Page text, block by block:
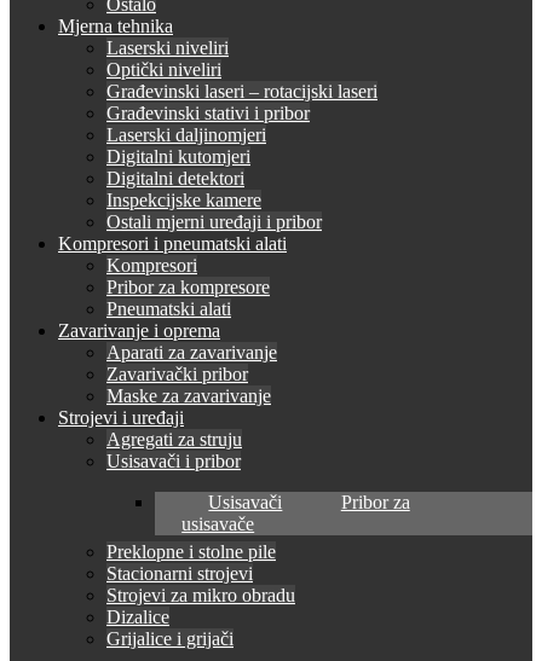
Ostalo
Mjerna tehnika
Laserski niveliri
Optički niveliri
Građevinski laseri – rotacijski laseri
Građevinski stativi i pribor
Laserski daljinomjeri
Digitalni kutomjeri
Digitalni detektori
Inspekcijske kamere
Ostali mjerni uređaji i pribor
Kompresori i pneumatski alati
Kompresori
Pribor za kompresore
Pneumatski alati
Zavarivanje i oprema
Aparati za zavarivanje
Zavarivački pribor
Maske za zavarivanje
Strojevi i uređaji
Agregati za struju
Usisavači i pribor
Usisavači
Pribor za
usisavače
Preklopne i stolne pile
Stacionarni strojevi
Strojevi za mikro obradu
Dizalice
Grijalice i grijači